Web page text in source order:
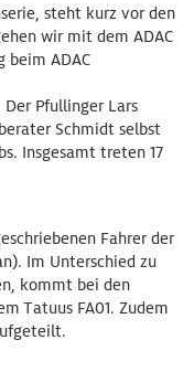
steht kurz vor den
wir mit dem ADAC
beim ADAC
Pfullinger Lars
Schmidt selbst
Insgesamt treten 17
Fahrer der
Im Unterschied zu
kommt bei den
Tatuus FA01. Zudem